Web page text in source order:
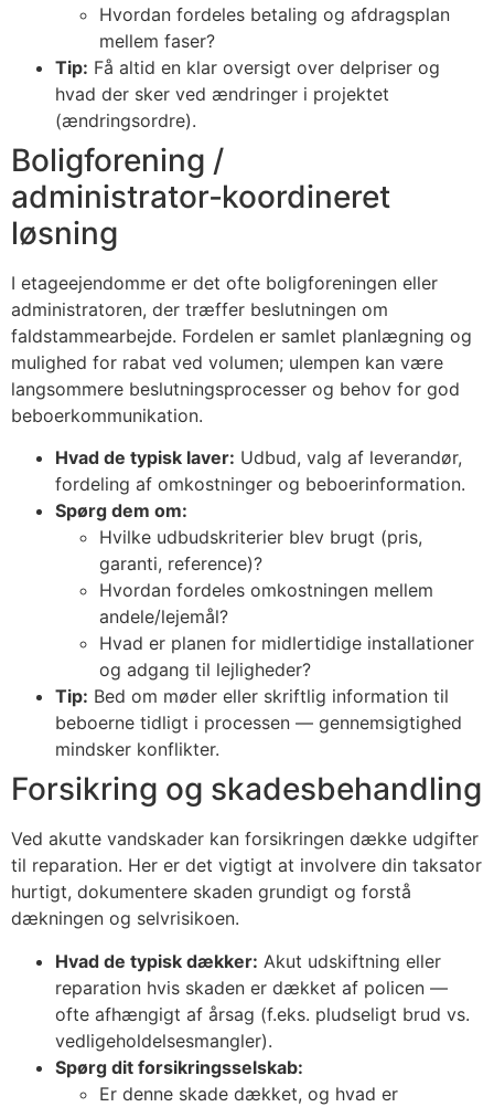
Hvordan fordeles betaling og afdragsplan
mellem faser?
Tip: Få altid en klar oversigt over delpriser og
hvad der sker ved ændringer i projektet
(ændringsordre).
Boligforening /
administrator‑koordineret
løsning
I etageejendomme er det ofte boligforeningen eller
administratoren, der træffer beslutningen om
faldstammearbejde. Fordelen er samlet planlægning og
mulighed for rabat ved volumen; ulempen kan være
langsommere beslutningsprocesser og behov for god
beboerkommunikation.
Hvad de typisk laver: Udbud, valg af leverandør,
fordeling af omkostninger og beboerinformation.
Spørg dem om:
Hvilke udbudskriterier blev brugt (pris,
garanti, reference)?
Hvordan fordeles omkostningen mellem
andele/lejemål?
Hvad er planen for midlertidige installationer
og adgang til lejligheder?
Tip: Bed om møder eller skriftlig information til
beboerne tidligt i processen — gennemsigtighed
mindsker konflikter.
Forsikring og skadesbehandling
Ved akutte vandskader kan forsikringen dække udgifter
til reparation. Her er det vigtigt at involvere din taksator
hurtigt, dokumentere skaden grundigt og forstå
dækningen og selvrisikoen.
Hvad de typisk dækker: Akut udskiftning eller
reparation hvis skaden er dækket af policen —
ofte afhængigt af årsag (f.eks. pludseligt brud vs.
vedligeholdelsesmangler).
Spørg dit forsikringsselskab:
Er denne skade dækket, og hvad er